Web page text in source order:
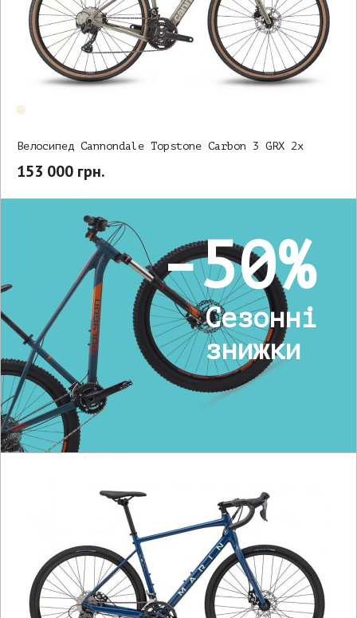
Велосипед Cannondale Topstone Carbon 3 GRX 2x
153 000 грн.
-50%
Сезонні
знижки